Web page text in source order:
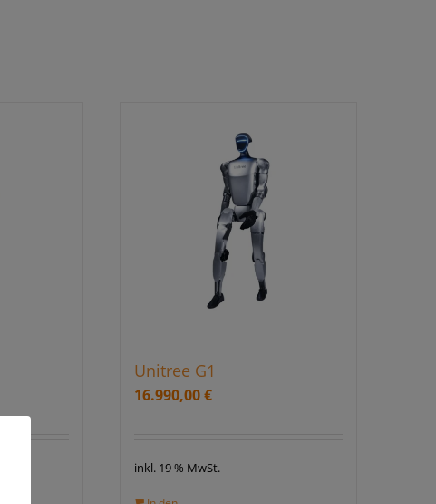
Unitree G1
16.990,00€
inkl. 19 % MwSt.